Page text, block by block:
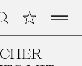
Meine Open